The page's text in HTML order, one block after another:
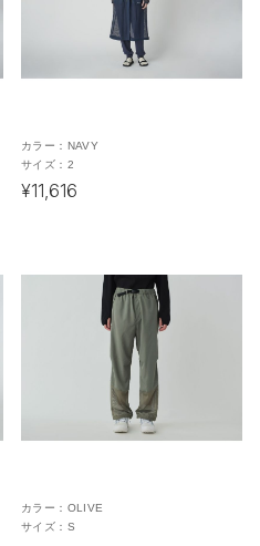
カラー： NAVY
サイズ： 2
¥11,616
カラー： OLIVE
サイズ： S